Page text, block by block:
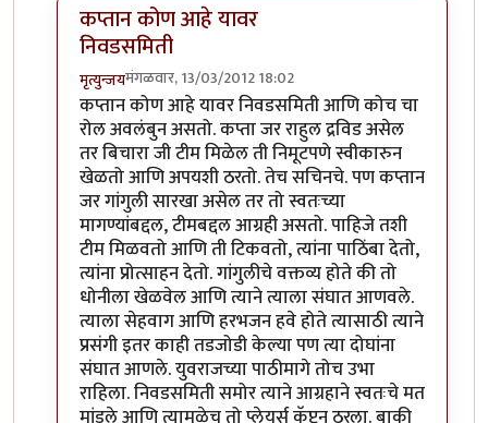
कप्तान कोण आहे यावर
निवडसमिती
मृत्युन्जयमंगळवार, 13/03/2012 18:02
In reply toनिवडसमितीचा रोल ?byचौकटराजा
कप्तान कोण आहे यावर निवडसमिती आणि कोच चा
रोल अवलंबुन असतो. कप्ता जर राहुल द्रविड असेल
तर बिचारा जी टीम मिळेल ती निमूटपणे स्वीकारुन
खेळतो आणि अपयशी ठरतो. तेच सचिनचे. पण कप्तान
जर गांगुली सारखा असेल तर तो स्वतःच्या
मागण्यांबद्दल, टीमबद्दल आग्रही असतो. पाहिजे तशी
टीम मिळवतो आणि ती टिकवतो, त्यांना पाठिंबा देतो,
त्यांना प्रोत्साहन देतो. गांगुलीचे वक्तव्य होते की तो
धोनीला खेळवेल आणि त्याने त्याला संघात आणवले.
त्याला सेहवाग आणि हरभजन हवे होते त्यासाठी त्याने
प्रसंगी इतर काही तडजोडी केल्या पण त्या दोघांना
संघात आणले. युवराजच्या पाठीमागे तोच उभा
राहिला. निवडसमिती समोर त्याने आग्रहाने स्वतःचे मत